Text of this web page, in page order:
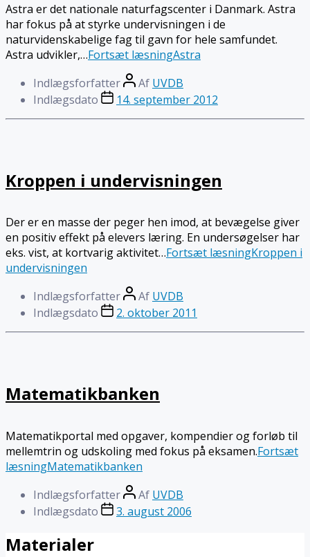
Astra er det nationale naturfagscenter i Danmark. Astra
har fokus på at styrke undervisningen i de
naturvidenskabelige fag til gavn for hele samfundet.
Astra udvikler,…Fortsæt læsningAstra
Indlægsforfatter
Af UVDB
Indlægsdato
14. september 2012
Kroppen i undervisningen
Der er en masse der peger hen imod, at bevægelse giver
en positiv effekt på elevers læring. En undersøgelser har
eks. vist, at kortvarig aktivitet…Fortsæt læsningKroppen i
undervisningen
Indlægsforfatter
Af UVDB
Indlægsdato
2. oktober 2011
Matematikbanken
Matematikportal med opgaver, kompendier og forløb til
mellemtrin og udskoling med fokus på eksamen.Fortsæt
læsningMatematikbanken
Indlægsforfatter
Af UVDB
Indlægsdato
3. august 2006
Materialer